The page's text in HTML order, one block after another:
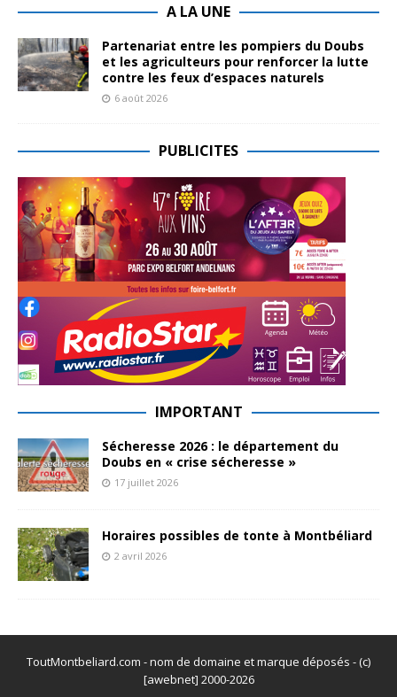
A LA UNE
Partenariat entre les pompiers du Doubs
et les agriculteurs pour renforcer la lutte
contre les feux d’espaces naturels
6 août 2026
PUBLICITES
IMPORTANT
Sécheresse 2026 : le département du
Doubs en « crise sécheresse »
17 juillet 2026
Horaires possibles de tonte à Montbéliard
2 avril 2026
ToutMontbeliard.com - nom de domaine et marque déposés - (c)
[awebnet] 2000-2026